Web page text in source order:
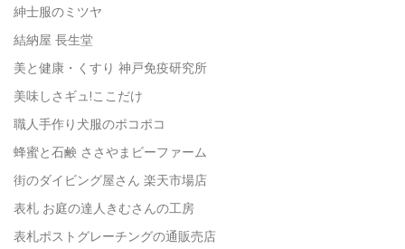
紳士服のミツヤ
結納屋 長生堂
美と健康・くすり 神戸免疫研究所
美味しさギュ!ここだけ
職人手作り犬服のポコポコ
蜂蜜と石鹸 ささやまビーファーム
街のダイビング屋さん 楽天市場店
表札 お庭の達人きむさんの工房
表札ポストグレーチングの通販売店